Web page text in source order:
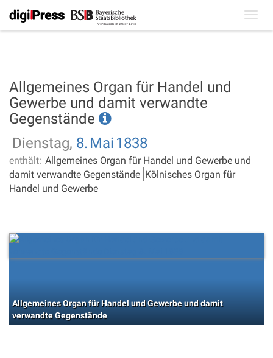
Allgemeines Organ für Handel und
Gewerbe und damit verwandte
Gegenstände
Dienstag, 8. Mai 1838
enthält: Allgemeines Organ für Handel und Gewerbe und
damit verwandte Gegenstände Kölnisches Organ für
Handel und Gewerbe
Allgemeines Organ für Handel und Gewerbe und damit
verwandte Gegenstände